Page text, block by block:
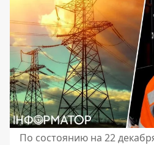
По состоянию на 22